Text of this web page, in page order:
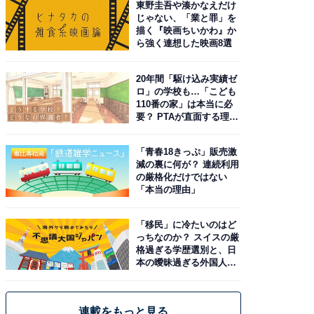
東野圭吾や湊かなえだけ
じゃない、「業と罪」を
描く『映画ちいかわ』か
ら強く連想した映画8選
20年間「駆け込み実績ゼ
ロ」の学校も…「こども
110番の家」は本当に必
要？ PTAが直面する理想
「青春18きっぷ」販売激
減の裏に何が？ 連続利用
の厳格化だけではない
「本当の理由」
「移民」に冷たいのはど
っちなのか？ スイスの厳
格過ぎる学歴選別と、日
本の曖昧過ぎる外国人政